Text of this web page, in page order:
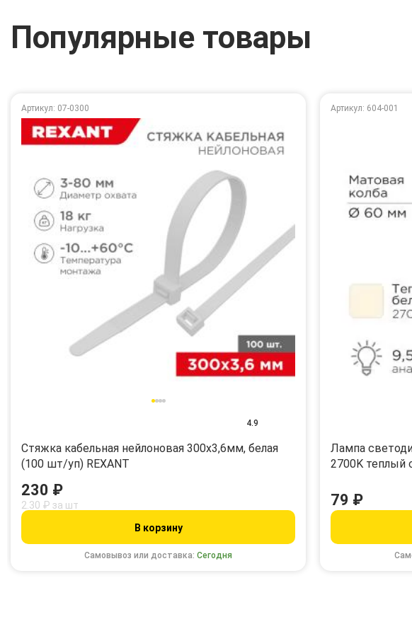
Популярные товары
Артикул: 07-0300
4.9
Стяжка кабельная нейлоновая 300x3,6мм, белая
(100 шт/уп) REXANT
Самовывоз или доставка:Сегодня
230 ₽
2.30 ₽ за шт
В корзину
Артикул: 604-001
Лампа
2700K теплый
79 ₽